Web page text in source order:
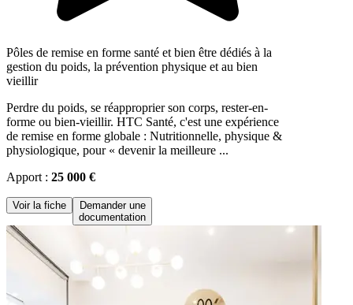
Pôles de remise en forme santé et bien être dédiés à la
gestion du poids, la prévention physique et au bien
vieillir
Perdre du poids, se réapproprier son corps, rester-en-
forme ou bien-vieillir. HTC Santé, c'est une expérience
de remise en forme globale : Nutritionnelle, physique &
physiologique, pour « devenir la meilleure ...
Apport : 25 000 €
Voir la fiche
Demander une
documentation